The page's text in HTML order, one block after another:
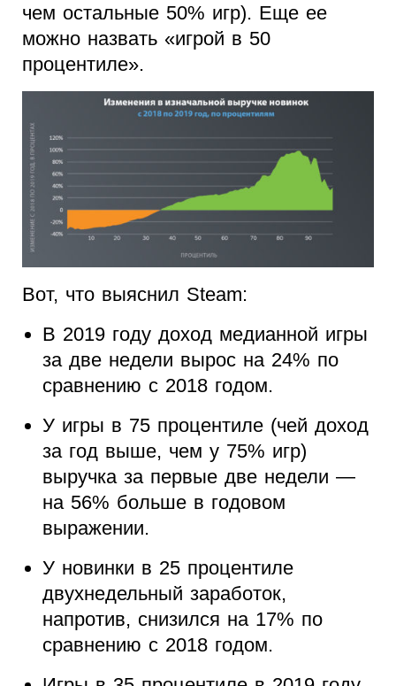
чем остальные 50% игр). Еще ее
можно назвать «игрой в 50
процентиле».
Вот, что выяснил Steam:
В 2019 году доход медианной игры
за две недели вырос на 24% по
сравнению с 2018 годом.
У игры в 75 процентиле (чей доход
за год выше, чем у 75% игр)
выручка за первые две недели —
на 56% больше в годовом
выражении.
У новинки в 25 процентиле
двухнедельный заработок,
напротив, снизился на 17% по
сравнению с 2018 годом.